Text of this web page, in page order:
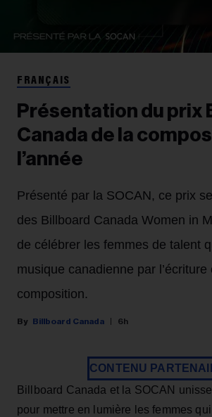
FRANÇAIS
Présentation du prix
Canada de la
l’année
Présenté par la SOCAN, ce prix
des Billboard Canada Women in
de célébrer les femmes de talent
musique canadienne par l’écriture
composition.
Billboard Canada 6h
CONTENU
Billboard Canada et la SOCAN
pour mettre en lumière les femmes